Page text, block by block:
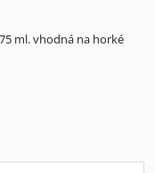
ml. vhodná na horké